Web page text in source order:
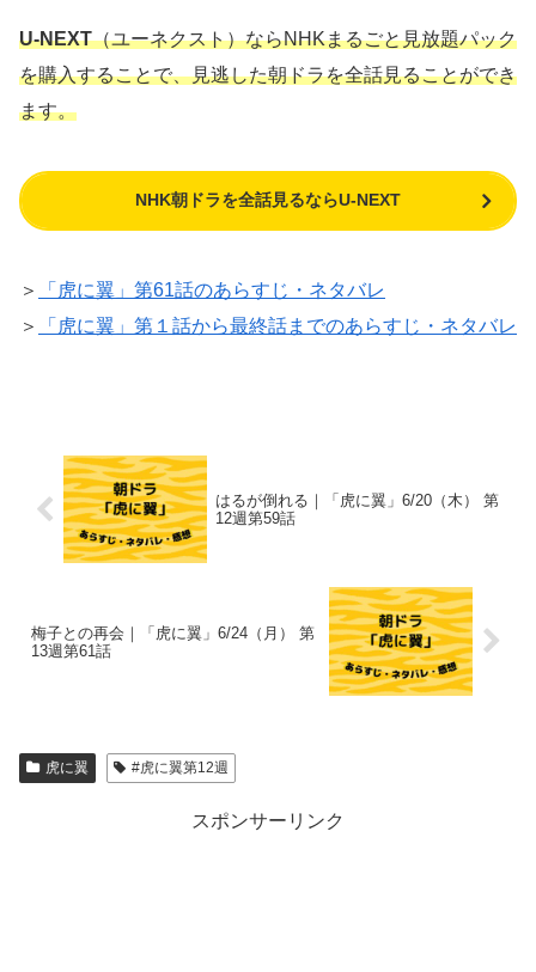
U-NEXT（ユーネクスト）ならNHKまるごと見放題パック
を購入することで、見逃した朝ドラを全話見ることができ
ます。
NHK朝ドラを全話見るならU-NEXT
＞
「虎に翼」第61話のあらすじ・ネタバレ
＞
「虎に翼」第１話から最終話までのあらすじ・ネタバレ
はるが倒れる｜「虎に翼」6/20（木） 第
12週第59話
梅子との再会｜「虎に翼」6/24（月） 第
13週第61話
虎に翼 #虎に翼第12週
スポンサーリンク